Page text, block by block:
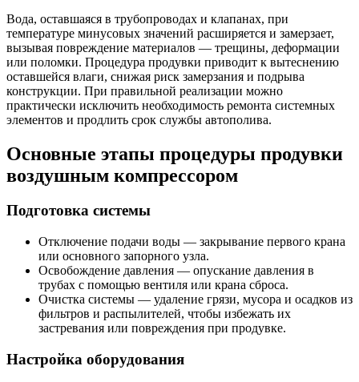
Вода, оставшаяся в трубопроводах и клапанах, при
температуре минусовых значений расширяется и замерзает,
вызывая повреждение материалов — трещины, деформации
или поломки. Процедура продувки приводит к вытеснению
оставшейся влаги, снижая риск замерзания и подрыва
конструкции. При правильной реализации можно
практически исключить необходимость ремонта системных
элементов и продлить срок службы автополива.
Основные этапы процедуры продувки
воздушным компрессором
Подготовка системы
Отключение подачи воды — закрывание первого крана
или основного запорного узла.
Освобождение давления — опускание давления в
трубах с помощью вентиля или крана сброса.
Очистка системы — удаление грязи, мусора и осадков из
фильтров и распылителей, чтобы избежать их
застревания или повреждения при продувке.
Настройка оборудования